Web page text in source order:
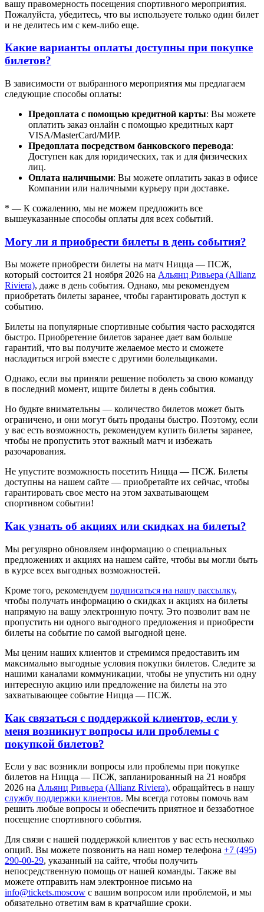
вашу правомерность посещения спортивного мероприятия.
Пожалуйста, убедитесь, что вы используете только один билет
и не делитесь им с кем-либо еще.
Какие варианты оплаты доступны при покупке
билетов?
В зависимости от выбранного мероприятия мы предлагаем
следующие способы оплаты:
Предоплата с помощью кредитной карты: Вы можете
оплатить заказ онлайн с помощью кредитных карт
VISA/MasterСard/МИР.
Предоплата посредством банковского перевода:
Доступен как для юридических, так и для физических
лиц.
Оплата наличными: Вы можете оплатить заказ в офисе
Компании или наличными курьеру при доставке.
* — К сожалению, мы не можем предложить все
вышеуказанные способы оплаты для всех событий.
Могу ли я приобрести билеты в день события?
Вы можете приобрести билеты на матч Ницца — ПСЖ,
который состоится 21 ноября 2026 на Альянц Ривьера (Allianz
Riviera), даже в день события. Однако, мы рекомендуем
приобретать билеты заранее, чтобы гарантировать доступ к
событию.
Билеты на популярные спортивные события часто расходятся
быстро. Приобретение билетов заранее дает вам больше
гарантий, что вы получите желаемое место и сможете
насладиться игрой вместе с другими болельщиками.
Однако, если вы приняли решение поболеть за свою команду
в последний момент, ищите билеты в день события.
Но будьте внимательны — количество билетов может быть
ограничено, и они могут быть проданы быстро. Поэтому, если
у вас есть возможность, рекомендуем купить билеты заранее,
чтобы не пропустить этот важный матч и избежать
разочарования.
Не упустите возможность посетить Ницца — ПСЖ. Билеты
доступны на нашем сайте — приобретайте их сейчас, чтобы
гарантировать свое место на этом захватывающем
спортивном событии!
Как узнать об акциях или скидках на билеты?
Мы регулярно обновляем информацию о специальных
предложениях и акциях на нашем сайте, чтобы вы могли быть
в курсе всех выгодных возможностей.
Кроме того, рекомендуем подписаться на нашу рассылку,
чтобы получать информацию о скидках и акциях на билеты
напрямую на вашу электронную почту. Это позволит вам не
пропустить ни одного выгодного предложения и приобрести
билеты на событие по самой выгодной цене.
Мы ценим наших клиентов и стремимся предоставить им
максимально выгодные условия покупки билетов. Следите за
нашими каналами коммуникации, чтобы не упустить ни одну
интересную акцию или предложение на билеты на это
захватывающее событие Ницца — ПСЖ.
Как связаться с поддержкой клиентов, если у
меня возникнут вопросы или проблемы с
покупкой билетов?
Если у вас возникли вопросы или проблемы при покупке
билетов на Ницца — ПСЖ, запланированный на 21 ноября
2026 на Альянц Ривьера (Allianz Riviera), обращайтесь в нашу
службу поддержки клиентов. Мы всегда готовы помочь вам
решить любые вопросы и обеспечить приятное и беззаботное
посещение спортивного события.
Для связи с нашей поддержкой клиентов у вас есть несколько
опций. Вы можете позвонить на наш номер телефона +7 (495)
290-00-29, указанный на сайте, чтобы получить
непосредственную помощь от нашей команды. Также вы
можете отправить нам электронное письмо на
info@tickets.moscow с вашим вопросом или проблемой, и мы
обязательно ответим вам в кратчайшие сроки.